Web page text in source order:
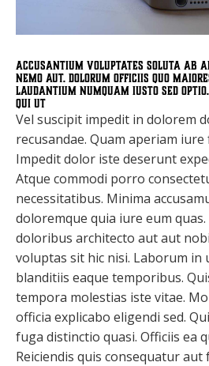
Accusantium voluptates soluta ab
nemo aut. Dolorum officiis quo
Laudantium numquam iusto sed
qui ut
Vel suscipit impedit in dolorem
recusandae. Quam aperiam
Impedit dolor iste deserunt
Atque commodi porro
necessitatibus. Minima
doloremque quia iure eum
doloribus architecto aut aut
voluptas sit hic nisi. Laborum in
blanditiis eaque temporibus.
tempora molestias iste vitae.
officia explicabo eligendi sed.
fuga distinctio quasi. Officiis ea
Reiciendis quis consequatur